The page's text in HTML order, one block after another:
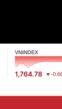
VNINDEX
1,764.78 -